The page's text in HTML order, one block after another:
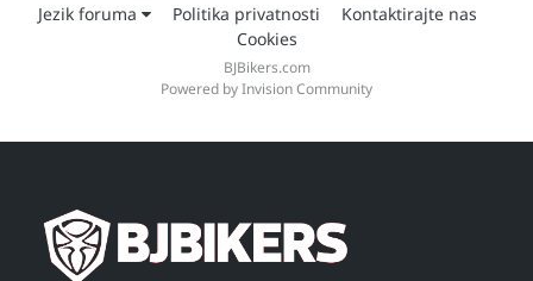
Jezik foruma Politika privatnosti
Kontaktirajte nas
Cookies
BJBikers.com
Powered by Invision Community